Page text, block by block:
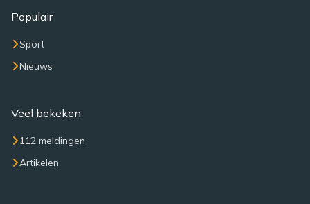
Populair
Sport
Nieuws
Veel bekeken
112 meldingen
Artikelen